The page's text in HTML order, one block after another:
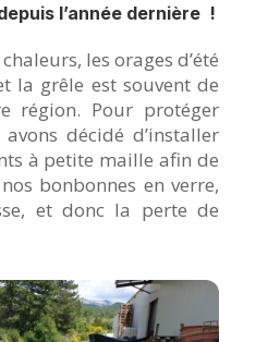
l’année dernière !
les orages d’été
la grêle est souvent de
région. Pour protéger
décidé d’installer
à petite maille afin de
bonbonnes en verre,
et donc la perte de